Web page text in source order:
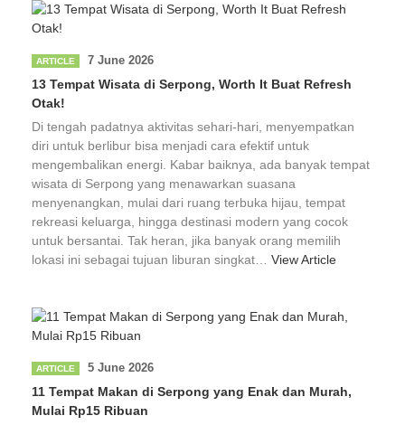
ARTICLE 7 June 2026
13 Tempat Wisata di Serpong, Worth It Buat Refresh
Otak!
Di tengah padatnya aktivitas sehari-hari, menyempatkan
diri untuk berlibur bisa menjadi cara efektif untuk
mengembalikan energi. Kabar baiknya, ada banyak tempat
wisata di Serpong yang menawarkan suasana
menyenangkan, mulai dari ruang terbuka hijau, tempat
rekreasi keluarga, hingga destinasi modern yang cocok
untuk bersantai. Tak heran, jika banyak orang memilih
lokasi ini sebagai tujuan liburan singkat… View Article
ARTICLE 5 June 2026
11 Tempat Makan di Serpong yang Enak dan Murah,
Mulai Rp15 Ribuan